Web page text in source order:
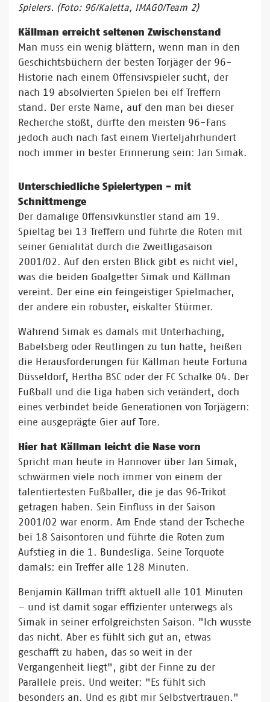
Spielers. (Foto: 96/Kaletta, IMAGO/Team 2)
Källman erreicht seltenen Zwischenstand
Man muss ein wenig blättern, wenn man in den
Geschichtsbüchern der besten Torjäger der 96-
Historie nach einem Offensivspieler sucht, der
nach 19 absolvierten Spielen bei elf Treffern
stand. Der erste Name, auf den man bei dieser
Recherche stößt, dürfte den meisten 96-Fans
jedoch auch nach fast einem Vierteljahrhundert
noch immer in bester Erinnerung sein: Jan Simak.
Unterschiedliche Spielertypen - mit
Schnittmenge
Der damalige Offensivkünstler stand am 19.
Spieltag bei 13 Treffern und führte die Roten mit
seiner Genialität durch die Zweitligasaison
2001/02. Auf den ersten Blick gibt es nicht viel,
was die beiden Goalgetter Simak und Källman
vereint. Der eine ein feingeistiger Spielmacher,
der andere ein robuster, eiskalter Stürmer.
Während Simak es damals mit Unterhaching,
Babelsberg oder Reutlingen zu tun hatte, heißen
die Herausforderungen für Källman heute Fortuna
Düsseldorf, Hertha BSC oder der FC Schalke 04. Der
Fußball und die Liga haben sich verändert, doch
eines verbindet beide Generationen von Torjägern:
eine ausgeprägte Gier auf Tore.
Hier hat Källman leicht die Nase vorn
Spricht man heute in Hannover über Jan Simak,
schwärmen viele noch immer von einem der
talentiertesten Fußballer, die je das 96‑Trikot
getragen haben. Sein Einfluss in der Saison
2001/02 war enorm. Am Ende stand der Tscheche
bei 18 Saisontoren und führte die Roten zum
Aufstieg in die 1. Bundesliga. Seine Torquote
damals: ein Treffer alle 128 Minuten.
Benjamin Källman trifft aktuell alle 101 Minuten
– und ist damit sogar effizienter unterwegs als
Simak in seiner erfolgreichsten Saison. "Ich wusste
das nicht. Aber es fühlt sich gut an, etwas
geschafft zu haben, das so weit in der
Vergangenheit liegt", gibt der Finne zu der
Parallele preis. Und weiter: "Es fühlt sich
besonders an. Und es gibt mir Selbstvertrauen."